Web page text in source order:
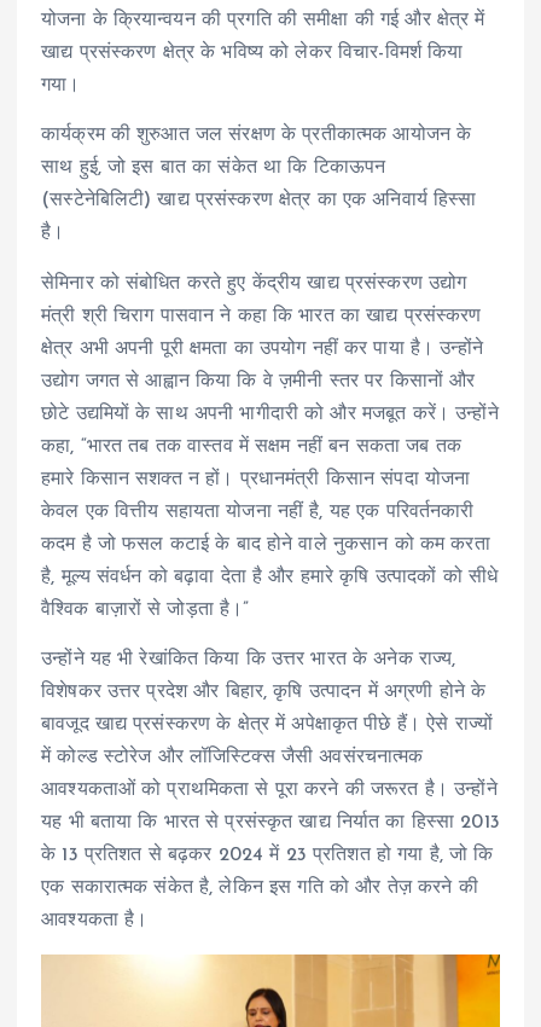
योजना के क्रियान्वयन की प्रगति की समीक्षा की गई और क्षेत्र में
खाद्य प्रसंस्करण क्षेत्र के भविष्य को लेकर विचार-विमर्श किया
गया।
कार्यक्रम की शुरुआत जल संरक्षण के प्रतीकात्मक आयोजन के
साथ हुई, जो इस बात का संकेत था कि टिकाऊपन
(सस्टेनेबिलिटी) खाद्य प्रसंस्करण क्षेत्र का एक अनिवार्य हिस्सा
है।
सेमिनार को संबोधित करते हुए केंद्रीय खाद्य प्रसंस्करण उद्योग
मंत्री श्री चिराग पासवान ने कहा कि भारत का खाद्य प्रसंस्करण
क्षेत्र अभी अपनी पूरी क्षमता का उपयोग नहीं कर पाया है। उन्होंने
उद्योग जगत से आह्वान किया कि वे ज़मीनी स्तर पर किसानों और
छोटे उद्यमियों के साथ अपनी भागीदारी को और मजबूत करें। उन्होंने
कहा, “भारत तब तक वास्तव में सक्षम नहीं बन सकता जब तक
हमारे किसान सशक्त न हों। प्रधानमंत्री किसान संपदा योजना
केवल एक वित्तीय सहायता योजना नहीं है, यह एक परिवर्तनकारी
कदम है जो फसल कटाई के बाद होने वाले नुकसान को कम करता
है, मूल्य संवर्धन को बढ़ावा देता है और हमारे कृषि उत्पादकों को सीधे
वैश्विक बाज़ारों से जोड़ता है।”
उन्होंने यह भी रेखांकित किया कि उत्तर भारत के अनेक राज्य,
विशेषकर उत्तर प्रदेश और बिहार, कृषि उत्पादन में अग्रणी होने के
बावजूद खाद्य प्रसंस्करण के क्षेत्र में अपेक्षाकृत पीछे हैं। ऐसे राज्यों
में कोल्ड स्टोरेज और लॉजिस्टिक्स जैसी अवसंरचनात्मक
आवश्यकताओं को प्राथमिकता से पूरा करने की जरूरत है। उन्होंने
यह भी बताया कि भारत से प्रसंस्कृत खाद्य निर्यात का हिस्सा 2013
के 13 प्रतिशत से बढ़कर 2024 में 23 प्रतिशत हो गया है, जो कि
एक सकारात्मक संकेत है, लेकिन इस गति को और तेज़ करने की
आवश्यकता है।